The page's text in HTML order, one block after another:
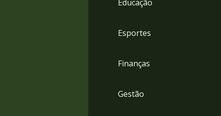
Educação
Esportes
Finanças
Gestão